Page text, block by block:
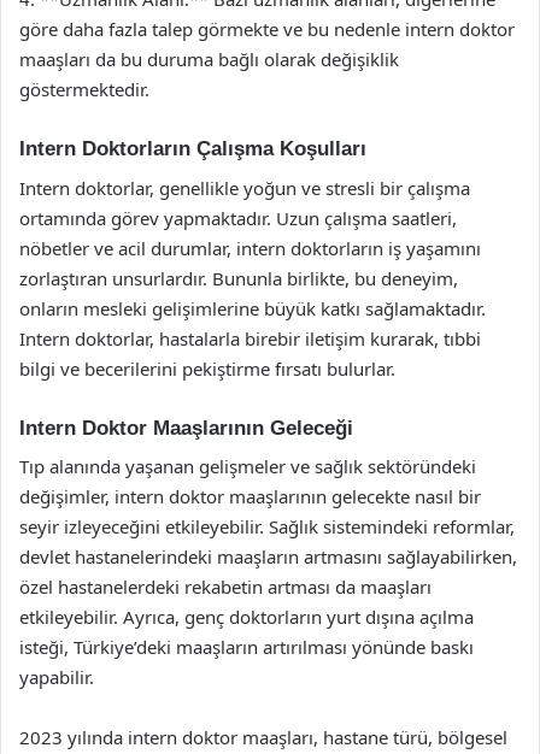
göre daha fazla talep görmekte ve bu nedenle intern doktor
maaşları da bu duruma bağlı olarak değişiklik
göstermektedir.
Intern Doktorların Çalışma Koşulları
Intern doktorlar, genellikle yoğun ve stresli bir çalışma
ortamında görev yapmaktadır. Uzun çalışma saatleri,
nöbetler ve acil durumlar, intern doktorların iş yaşamını
zorlaştıran unsurlardır. Bununla birlikte, bu deneyim,
onların mesleki gelişimlerine büyük katkı sağlamaktadır.
Intern doktorlar, hastalarla birebir iletişim kurarak, tıbbi
bilgi ve becerilerini pekiştirme fırsatı bulurlar.
Intern Doktor Maaşlarının Geleceği
Tıp alanında yaşanan gelişmeler ve sağlık sektöründeki
değişimler, intern doktor maaşlarının gelecekte nasıl bir
seyir izleyeceğini etkileyebilir. Sağlık sistemindeki reformlar,
devlet hastanelerindeki maaşların artmasını sağlayabilirken,
özel hastanelerdeki rekabetin artması da maaşları
etkileyebilir. Ayrıca, genç doktorların yurt dışına açılma
isteği, Türkiye’deki maaşların artırılması yönünde baskı
yapabilir.
2023 yılında intern doktor maaşları, hastane türü, bölgesel